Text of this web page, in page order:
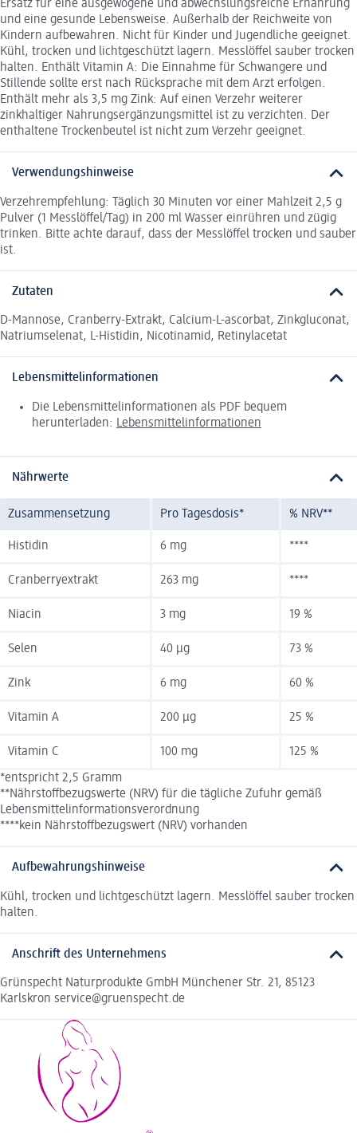
Ersatz für eine ausgewogene und abwechslungsreiche Ernährung
und eine gesunde Lebensweise. Außerhalb der Reichweite von
Kindern aufbewahren. Nicht für Kinder und Jugendliche geeignet.
Kühl, trocken und lichtgeschützt lagern. Messlöffel sauber trocken
halten. Enthält Vitamin A: Die Einnahme für Schwangere und
Stillende sollte erst nach Rücksprache mit dem Arzt erfolgen.
Enthält mehr als 3,5 mg Zink: Auf einen Verzehr weiterer
zinkhaltiger Nahrungsergänzungsmittel ist zu verzichten. Der
enthaltene Trockenbeutel ist nicht zum Verzehr geeignet.
Verwendungshinweise
Verzehrempfehlung: Täglich 30 Minuten vor einer Mahlzeit 2,5 g
Pulver (1 Messlöffel/Tag) in 200 ml Wasser einrühren und zügig
trinken. Bitte achte darauf, dass der Messlöffel trocken und sauber
ist.
Zutaten
D-Mannose, Cranberry-Extrakt, Calcium-L-ascorbat, Zinkgluconat,
Natriumselenat, L-Histidin, Nicotinamid, Retinylacetat
Lebensmittelinformationen
Die Lebensmittelinformationen als PDF bequem
herunterladen: Lebensmittelinformationen
Nährwerte
Zusammensetzung Pro Tagesdosis* % NRV**
Histidin 6 mg ****
Cranberryextrakt 263 mg ****
Niacin 3 mg 19 %
Selen 40 µg 73 %
Zink 6 mg 60 %
Vitamin A 200 µg 25 %
Vitamin C 100 mg 125 %
*entspricht 2,5 Gramm
**Nährstoffbezugswerte (NRV) für die tägliche Zufuhr gemäß
Lebensmittelinformationsverordnung
****kein Nährstoffbezugswert (NRV) vorhanden
Aufbewahrungshinweise
Kühl, trocken und lichtgeschützt lagern. Messlöffel sauber trocken
halten.
Anschrift des Unternehmens
Grünspecht Naturprodukte GmbH Münchener Str. 21, 85123
Karlskron service@gruenspecht.de